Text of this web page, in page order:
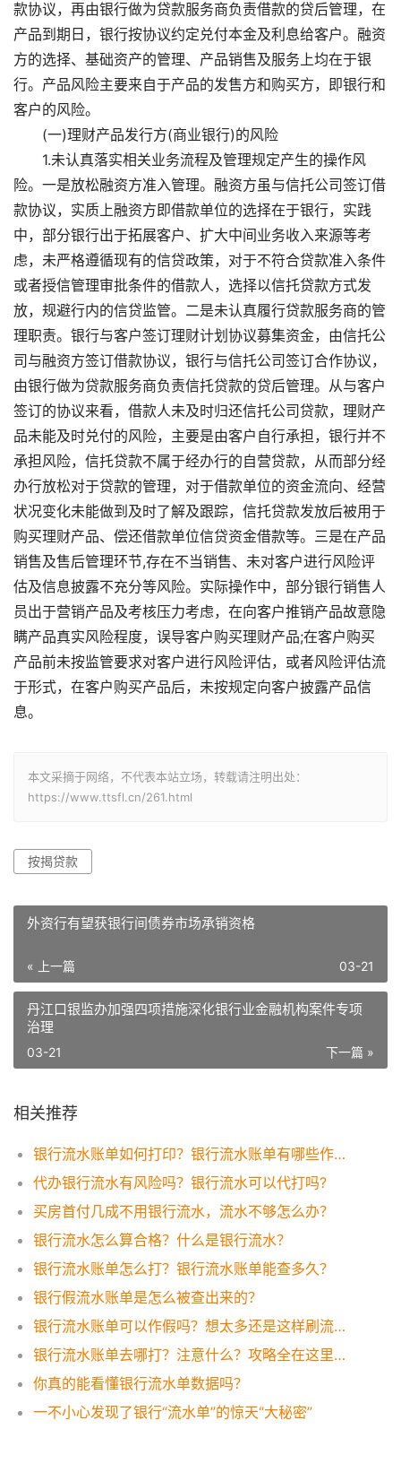
款协议，再由银行做为贷款服务商负责借款的贷后管理，在
产品到期日，银行按协议约定兑付本金及利息给客户。融资
方的选择、基础资产的管理、产品销售及服务上均在于银
行。产品风险主要来自于产品的发售方和购买方，即银行和
客户的风险。
(一)理财产品发行方(商业银行)的风险
1.未认真落实相关业务流程及管理规定产生的操作风
险。一是放松融资方准入管理。融资方虽与信托公司签订借
款协议，实质上融资方即借款单位的选择在于银行，实践
中，部分银行出于拓展客户、扩大中间业务收入来源等考
虑，未严格遵循现有的信贷政策，对于不符合贷款准入条件
或者授信管理审批条件的借款人，选择以信托贷款方式发
放，规避行内的信贷监管。二是未认真履行贷款服务商的管
理职责。银行与客户签订理财计划协议募集资金，由信托公
司与融资方签订借款协议，银行与信托公司签订合作协议，
由银行做为贷款服务商负责信托贷款的贷后管理。从与客户
签订的协议来看，借款人未及时归还信托公司贷款，理财产
品未能及时兑付的风险，主要是由客户自行承担，银行并不
承担风险，信托贷款不属于经办行的自营贷款，从而部分经
办行放松对于贷款的管理，对于借款单位的资金流向、经营
状况变化未能做到及时了解及跟踪，信托贷款发放后被用于
购买理财产品、偿还借款单位信贷资金借款等。三是在产品
销售及售后管理环节,存在不当销售、未对客户进行风险评
估及信息披露不充分等风险。实际操作中，部分银行销售人
员出于营销产品及考核压力考虑，在向客户推销产品故意隐
瞒产品真实风险程度，误导客户购买理财产品;在客户购买
产品前未按监管要求对客户进行风险评估，或者风险评估流
于形式，在客户购买产品后，未按规定向客户披露产品信
息。
本文采摘于网络，不代表本站立场，转载请注明出处：
https://www.ttsfl.cn/261.html
按揭贷款
外资行有望获银行间债券市场承销资格
« 上一篇 03-21
丹江口银监办加强四项措施深化银行业金融机构案件专项
治理
下一篇 »
03-21
相关推荐
银行流水账单如何打印？银行流水账单有哪些作用？
代办银行流水有风险吗？银行流水可以代打吗?
买房首付几成不用银行流水，流水不够怎么办？
银行流水怎么算合格？什么是银行流水？
银行流水账单怎么打？银行流水账单能查多久？
银行假流水账单是怎么被查出来的？
银行流水账单可以作假吗？想太多还是这样刷流水才有效！
银行流水账单去哪打？注意什么？攻略全在这里，一看便知！
你真的能看懂银行流水单数据吗？
一不小心发现了银行“流水单”的惊天“大秘密”